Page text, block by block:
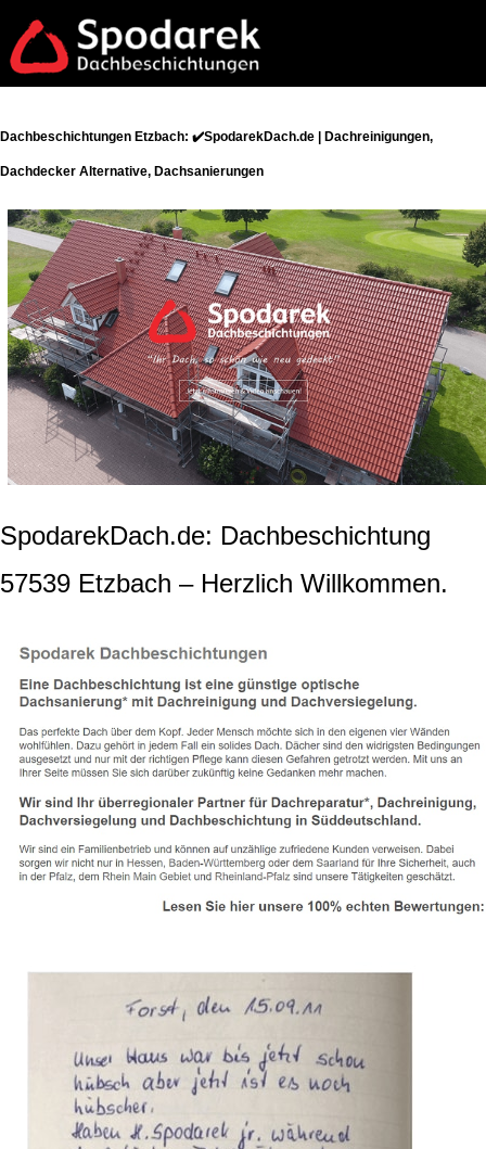
Dachbeschichtungen Etzbach: ✔️SpodarekDach.de | Dachreinigungen,
Dachdecker Alternative, Dachsanierungen
SpodarekDach.de: Dachbeschichtung
57539 Etzbach – Herzlich Willkommen.